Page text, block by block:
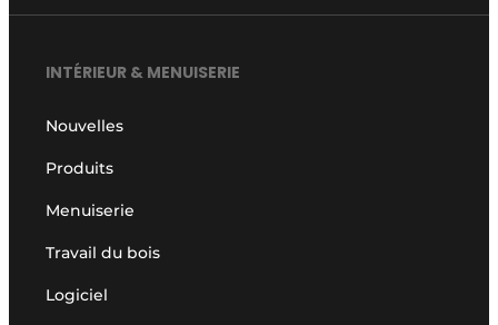
INTÉRIEUR & MENUISERIE
Nouvelles
Produits
Menuiserie
Travail du bois
Logiciel